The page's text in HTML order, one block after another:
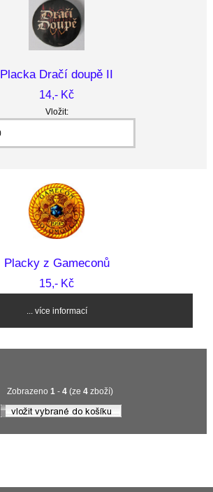
Placka Dračí doupě II
14,- Kč
Vložit:
Placky z Gameconů
15,- Kč
... více informací
Zobrazeno 1 - 4 (ze 4 zboží)